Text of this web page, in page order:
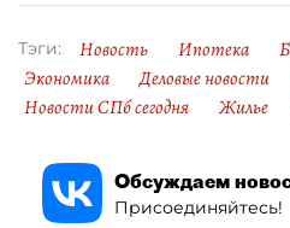
Тэги: Новость Ипотека
Экономика
Деловые новости
Новости СПб сегодня
Жилье
Обсуждаем
Присоединяйтесь!